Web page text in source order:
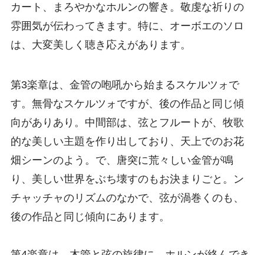
カート、まろやかなホルンの響き。敬虔な祈りの
雰囲気が伝わってきます。特に、オーボエのソロ
は、大変美しく聴き応えがあります。
第3楽章は、金管の咆吼から始まるスケルツォで
す。無骨なスケルツォですが、後の作品と同じ傾
向がありあり。中間部は、弦とフルートが、牧歌
的な美しい主題を作り出しており、天上でのお花
畑シーンのよう。で、唐突に荒々しい金管が鳴
り、美しい世界をぶち壊すのもお決まりごと。ン
チャッチャのリズムのなかで、弦が渦巻くのも、
後の作品と同じ傾向にあります。